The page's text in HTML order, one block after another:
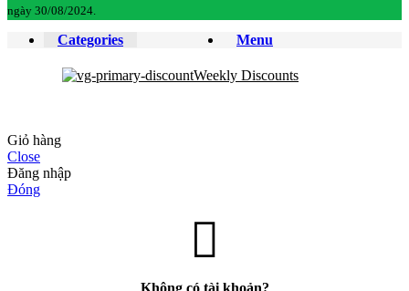
ngày 30/08/2024.
Menu
Categories
Weekly Discounts
Giỏ hàng
Close
Đăng nhập
Đóng
Không có tài khoản?